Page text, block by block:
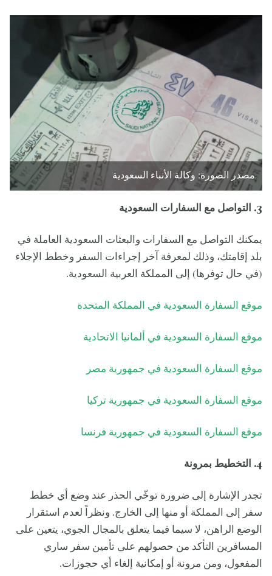
مصدر الصورة: وكالة الأنباء السعودية
3. التواصل مع السفارات السعودية
يمكنك التواصل مع السفارات والبعثات السعودية العاملة في
بلد إقامتك، وذلك لمعرفة آخر إجراءات السفر وخطط الإجلاء
(في حال توفرها) إلى المملكة العربية السعودية.
موقع السفارة السعودية في المملكة المتحدة
موقع السفارة السعودية في ألمانيا الاتحادية
موقع السفارة السعودية في جمهورية مصر
موقع السفارة السعودية في جمهورية تركيا
موقع السفارة السعودية في جمهورية فرنسا
4. التخطيط بمرونة
تجدر الإشارة إلى ضرورة توخّي الحذر عند وضع أي خطط
سفر إلى المملكة أو منها إلى الخارج. ونظراً لعدم استقرار
الوضع الراهن، لا سيما فيما يتعلق بالمجال الجوي، يتعين على
المسافرين التأكد من حصولهم على تأمين سفر ساري
المفعول، ومن مرونة أو إمكانية إلغاء أي حجوزات.